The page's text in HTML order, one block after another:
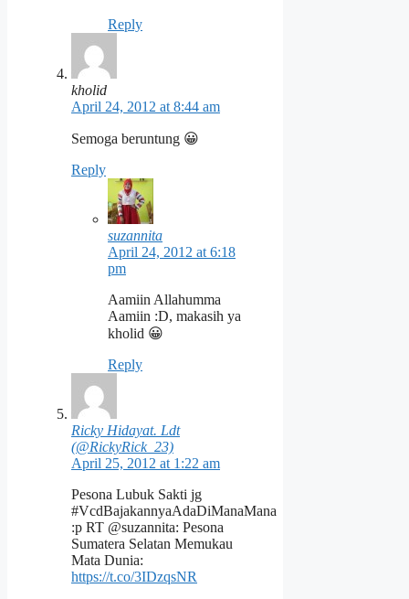
Reply
kholid
April 24, 2012 at 8:44 am
Semoga beruntung 😀
Reply
suzannita
April 24, 2012 at 6:18
pm
Aamiin Allahumma
Aamiin :D, makasih ya
kholid 😀
Reply
Ricky Hidayat. Ldt
(@RickyRick_23)
April 25, 2012 at 1:22 am
Pesona Lubuk Sakti jg
#VcdBajakannyaAdaDiManaMana
:p RT @suzannita: Pesona
Sumatera Selatan Memukau
Mata Dunia:
https://t.co/3IDzqsNR